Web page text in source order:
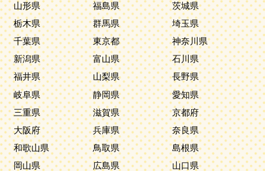
山形県
福島県
茨城県
栃木県
群馬県
埼玉県
千葉県
東京都
神奈川県
新潟県
富山県
石川県
福井県
山梨県
長野県
岐阜県
静岡県
愛知県
三重県
滋賀県
京都府
大阪府
兵庫県
奈良県
和歌山県
鳥取県
島根県
岡山県
広島県
山口県